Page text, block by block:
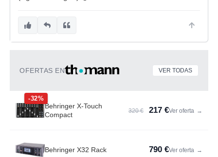
OFERTAS EN VER TODAS
-32%
Behringer X-Touch
Compact
320 € 217 €Ver oferta →
Behringer X32 Rack 790 €Ver oferta →